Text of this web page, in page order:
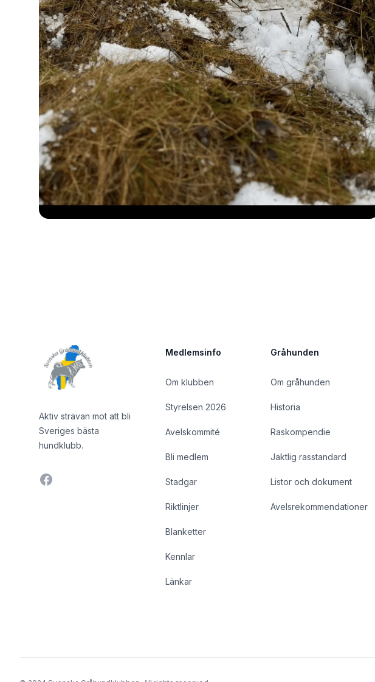
Aktiv strävan mot att bli
Sveriges bästa
hundklubb.
Facebook
Medlemsinfo
Om klubben
Styrelsen 2026
Avelskommité
Bli medlem
Stadgar
Riktlinjer
Blanketter
Kennlar
Länkar
Gråhunden
Om gråhunden
Historia
Raskompendie
Jaktlig rasstandard
Listor och dokument
Avelsrekommendationer